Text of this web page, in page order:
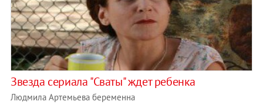
Звезда сериала "Сваты" ждет ребенка
Людмила Артемьева беременна